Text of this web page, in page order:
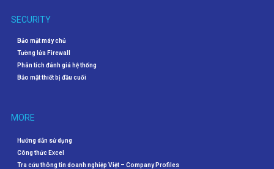
SECURITY
Bảo mật máy chủ
Tường lửa Firewall
Phân tích đánh giá hệ thống
Bảo mật thiết bị đầu cuối
MORE
Hướng dẫn sử dụng
Công thức Excel
Tra cứu thông tin doanh nghiệp Việt – Company Profiles